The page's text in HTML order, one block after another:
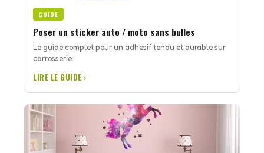
GUIDE
Poser un sticker auto / moto sans bulles
Le guide complet pour un adhesif tendu et durable sur
carrosserie.
LIRE LE GUIDE ›